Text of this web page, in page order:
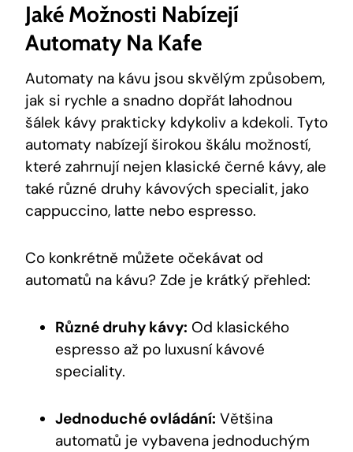
Jaké Možnosti​ Nabízejí
Automaty Na ‍Kafe
Automaty na kávu ⁢jsou skvělým způsobem,
jak si rychle a ⁤snadno dopřát lahodnou
šálek ⁤kávy prakticky kdykoliv a kdekoli. Tyto
automaty nabízejí širokou škálu možností,
které zahrnují nejen klasické⁣ černé kávy, ⁣ale
také různé druhy⁤ kávových specialit, jako
cappuccino, latte nebo espresso.
Co konkrétně můžete očekávat od
⁢automatů na kávu? Zde je krátký přehled:
Různé⁢ druhy kávy: Od klasického
espresso​ až po luxusní kávové‌
speciality.
Jednoduché ovládání: ​Většina
automatů je vybavena jednoduchým